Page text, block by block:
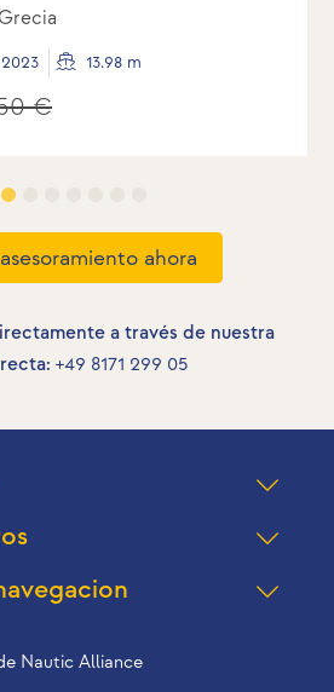
2023 13.98 m
€
ahora
a través de nuestra
+49 8171 299 05
Nautic Alliance